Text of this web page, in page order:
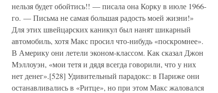
нельзя будет обойтись!! — писала она Корку в июле 1966-
го. — Письма не самая большая радость моей жизни!»
Для этих швейцарских каникул был нанят шикарный
автомобиль, хотя Макс просил что-нибудь «поскромнее».
В Америку они летели эконом-классом. Как сказал Джон
Мэллоуэн, «мои тетя и дядя всегда говорили, что у них
нет денег».[528] Удивительный парадокс: в Париже они
останавливались в «Ритце», но при этом Макс жаловался